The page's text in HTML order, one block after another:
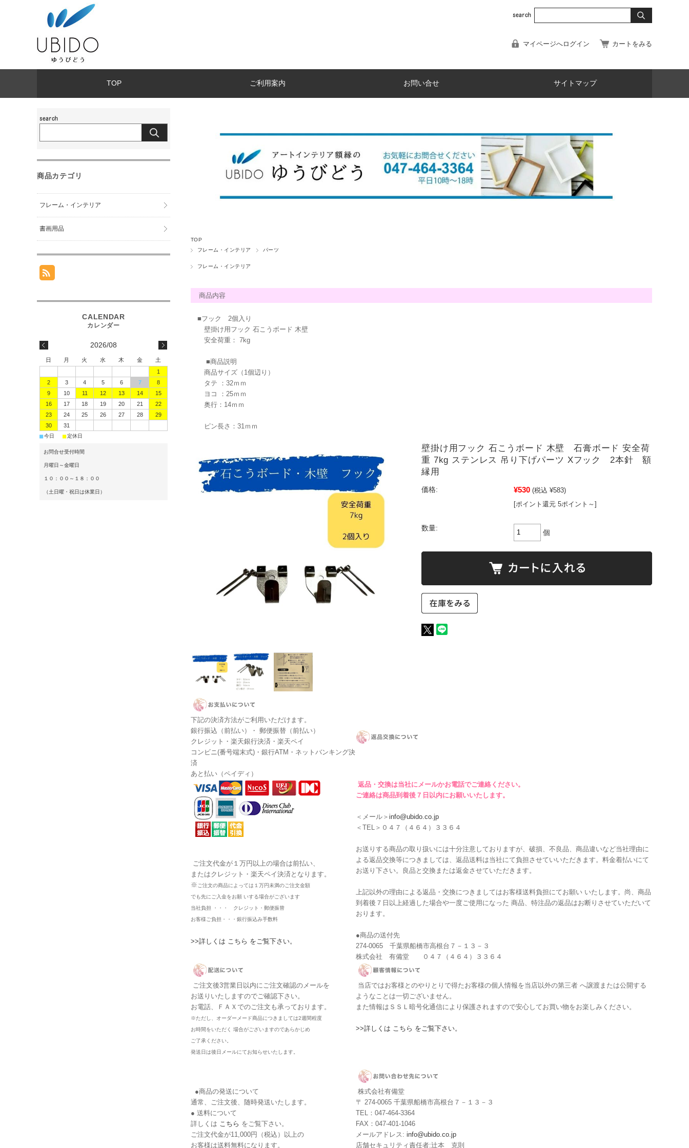
マイページへログイン カートをみる
TOP ご利用案内 お問い合せ サイトマップ
TOP
フレーム・インテリア
パーツ
フレーム・インテリア
商品内容
■フック 2個入り
壁掛け用フック 石こうボード 木壁
安全荷重： 7kg
■商品説明
商品サイズ（1個辺り）
タテ ：32ｍｍ
ヨコ ：25ｍｍ
奥行：14ｍｍ
ピン長さ：31ｍｍ
壁掛け用フック 石こうボード 木壁 石膏ボード 安全荷
重 7kg ステンレス 吊り下げパーツ Xフック 2本針 額
縁用
価格: ¥530 (税込 ¥583)
[ポイント還元 5ポイント～]
数量:
個
下記の決済方法がご利用いただけます。
銀行振込（前払い）・ 郵便振替（前払い）
クレジット・楽天銀行決済・楽天ペイ
コンビニ(番号端末式)・銀行ATM・ネットバンキング決
済
あと払い（ペイディ）
返品・交換は当社にメールかお電話でご連絡ください。
ご連絡は商品到着後７日以内にお願いいたします。
＜メール＞ info@ubido.co.jp
＜TEL＞０４７（４６４）３３６４
ご注文代金が１万円以上の場合は前払い、
またはクレジット・楽天ペイ決済となります。
※ ご注文の商品によっては１万円未満のご注文金額
でも先にご入金をお願 いする場合がございます
当社負担 ・・・ クレジット・郵便振替
お客様ご負担・・・銀行振込み手数料
>>詳しくは こちら をご覧下さい。
お送りする商品の取り扱いには十分注意しておりますが、破損、不良品、商品違いなど当社理由に
よる返品交換等につきましては、返品送料は当社にて負担させていいただきます。料金着払いにて
お送り下さい。良品と交換または返金させていただきます。
上記以外の理由による返品・交換につきましてはお客様送料負担にてお願い いたします。尚、商品
到着後７日以上経過した場合や一度ご使用になった 商品、特注品の返品はお断りさせていただいて
おります。
●商品の送付先
274-0065 千葉県船橋市高根台７－１３－３
株式会社 有備堂 ０４７（４６４）３３６４
ご注文後3営業日以内にご注文確認のメールを
お送りいたしますのでご確認下さい。
お電話、ＦＡＸでのご注文も承っております。
※ただし、オーダーメード商品につきましては2週間程度
お時間をいただく 場合がございますのであらかじめ
ご了承ください。
発送日は後日メールにてお知らせいたします。
当店ではお客様とのやりとりで得たお客様の個人情報を当店以外の第三者 へ譲渡または公開する
ようなことは一切ございません。
また情報はＳＳＬ暗号化通信により保護されますので安心してお買い物をお楽しみください。
>>詳しくは こちら をご覧下さい。
●商品の発送について
通常、ご注文後、随時発送いたします。
● 送料について
詳しくは こちら をご覧下さい。
ご注文代金が11,000円（税込）以上の
お客様は送料無料になります。
株式会社有備堂
〒 274-0065 千葉県船橋市高根台７－１３－３
TEL：047-464-3364
FAX：047-401-1046
メールアドレス: info@ubido.co.jp
店舗セキュリティ責任者:辻本 克則
商品カテゴリ
フレーム・インテリア
書画用品
2026/08
日 月 火 水 木 金
土
1
2
3 4 5 6 7
8
9
10 11 12 13 14
15
16
17 18 19 20 21
22
23
24 25 26 27 28
29
30
31
■今日 ■定休日
お問合せ受付時間
月曜日～金曜日
１０：００～１８：００
（土日曜・祝日は休業日）